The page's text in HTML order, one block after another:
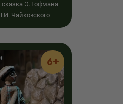
сказка Э. Гофмана
Чайковского
6+